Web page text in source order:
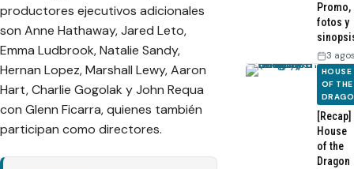
productores ejecutivos adicionales
son Anne Hathaway, Jared Leto,
Emma Ludbrook, Natalie Sandy,
Hernan Lopez, Marshall Lewy, Aaron
Hart, Charlie Gogolak y John Requa
con Glenn Ficarra, quienes también
participan como directores.
Promo,
fotos y
3
HOUSE
OF THE
[Recap]
House
of the
Dragon